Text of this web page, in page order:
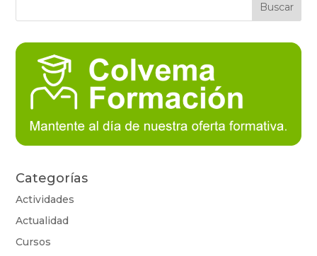
Categorías
Actividades
Actualidad
Cursos